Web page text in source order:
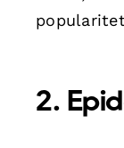
2.